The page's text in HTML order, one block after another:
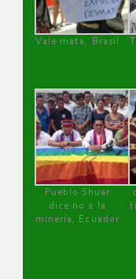
Vale mata, Brasil
Pueblo Shuar
dice no a la
minería, Ecuador